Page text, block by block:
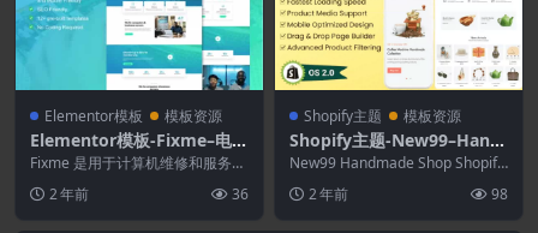
Elementor模板 模板资源
Elementor模板-Fixme–电脑
维修服务Elementor模板套
件
Fixme 是用于计算机维修和服务网
模板...2 年前 36
Shopify主题 模板资源
Shopify主题-New99–Hand
made Shop电子商务Shopif
y主题
New99 Handmade Shop Shopify
2 年前 98